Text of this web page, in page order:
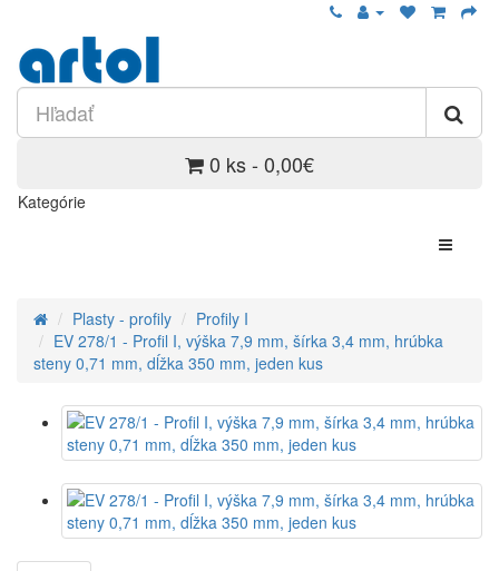
0 ks - 0,00€
Kategórie
Plasty - profily
Profily I
EV 278/1 - Profil I, výška 7,9 mm, šírka 3,4 mm, hrúbka
steny 0,71 mm, dĺžka 350 mm, jeden kus